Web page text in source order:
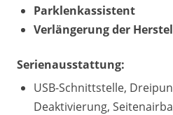
Parklenkassistent
Verlängerung der
Serienausstattung:
USB-Schnittstelle,
Deaktivierung,